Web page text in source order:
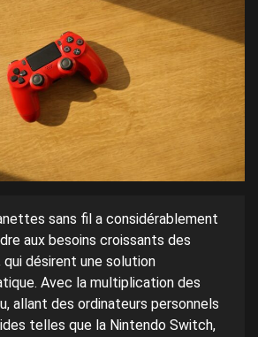
sans fil a considérablement
aux besoins croissants des
qui désirent une solution
Avec la multiplication des
allant des ordinateurs personnels
telles que la Nintendo Switch,